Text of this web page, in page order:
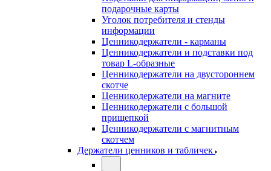
подарочные карты
Уголок потребителя и стенды
информации
Ценникодержатели - карманы
Ценникодержатели и подставки под
товар L-образные
Ценникодержатели на двустороннем
скотче
Ценникодержатели на магните
Ценникодержатели с большой
прищепкой
Ценникодержатели с магнитным
скотчем
Держатели ценников и табличек